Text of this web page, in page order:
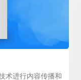
术进行内容传播和